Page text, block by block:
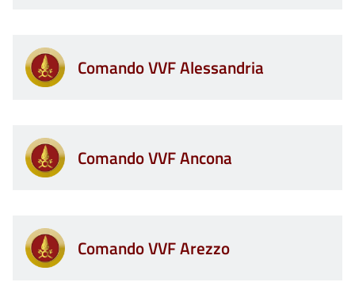
Comando VVF Alessandria
Comando VVF Ancona
Comando VVF Arezzo